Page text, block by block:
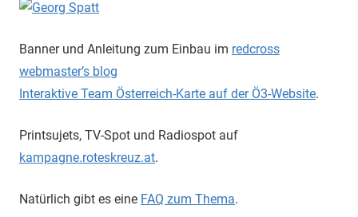
Banner und Anleitung zum Einbau im redcross
webmaster’s blog
Interaktive Team Österreich-Karte auf der Ö3-Website.
Printsujets, TV-Spot und Radiospot auf
kampagne.roteskreuz.at.
Natürlich gibt es eine FAQ zum Thema.